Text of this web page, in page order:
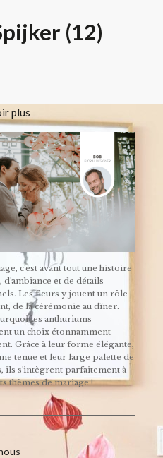
(12)
plus
c'est avant tout une histoire
d'ambiance et de détails
Les fleurs y jouent un rôle
de la cérémonie au dîner.
les anthuriums
un choix étonnamment
Grâce à leur forme élégante,
tenue et leur large palette de
ils s'intègrent parfaitement à
thèmes de mariage !